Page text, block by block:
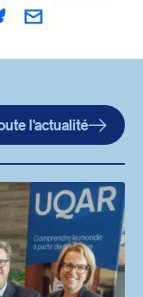
l'actualité